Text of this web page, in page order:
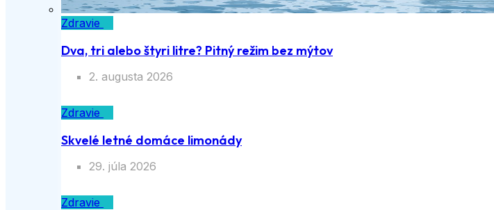
Zdravie
Dva, tri alebo štyri litre? Pitný režim bez mýtov
2. augusta 2026
Zdravie
Skvelé letné domáce limonády
29. júla 2026
Zdravie